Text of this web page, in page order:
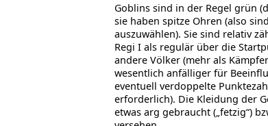
Goblins sind in der Regel grün
sie haben spitze Ohren (also
auszuwählen). Sie sind relativ
Regi I als regulär über die
andere Völker (mehr als
wesentlich anfälliger für
eventuell verdoppelte
erforderlich). Die Kleidung der
etwas arg gebraucht („fetzig“)